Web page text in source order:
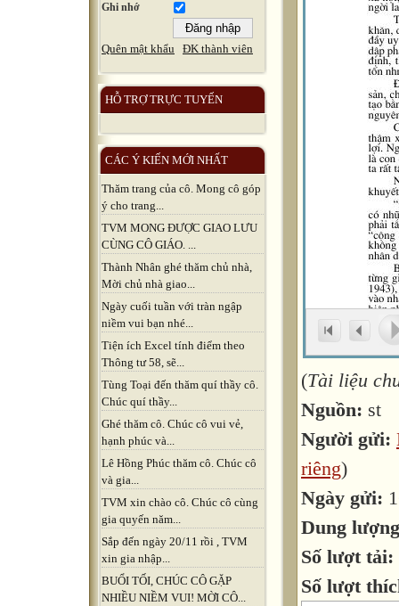
Ghi nhớ
Quên mật khẩu ĐK thành viên
HỖ TRỢ TRỰC TUYẾN
CÁC Ý KIẾN MỚI NHẤT
Thăm trang của cô. Mong cô góp
ý cho trang...
TVM MONG ĐƯỢC GIAO LƯU
CÙNG CÔ GIÁO. ...
Thành Nhân ghé thăm chủ nhà,
Mời chủ nhà giao...
Ngày cuối tuần với tràn ngập
niềm vui bạn nhé...
Tiện ích Excel tính điểm theo
Thông tư 58, sẽ...
Tùng Toại đến thăm quí thầy cô.
Chúc quí thầy...
Ghé thăm cô. Chúc cô vui vẻ,
hạnh phúc và...
Lê Hồng Phúc thăm cô. Chúc cô
và gia...
TVM xin chào cô. Chúc cô cùng
gia quyến năm...
Sắp đến ngày 20/11 rồi , TVM
xin gia nhập...
BUỔI TỐI, CHÚC CÔ GẶP
NHIỀU NIỀM VUI! MỜI CÔ...
(Tài liệu
Nguồn: st
Người gửi:
riêng)
Ngày gửi:
Dung
Số lượt tải:
Số lượt